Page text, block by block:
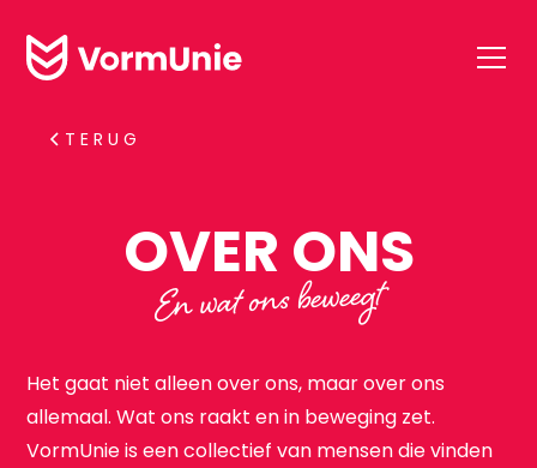
TERUG
OVER ONS
En wat ons beweegt
Het gaat niet alleen over ons, maar over ons
allemaal. Wat ons raakt en in beweging zet.
VormUnie is een collectief van mensen die vinden